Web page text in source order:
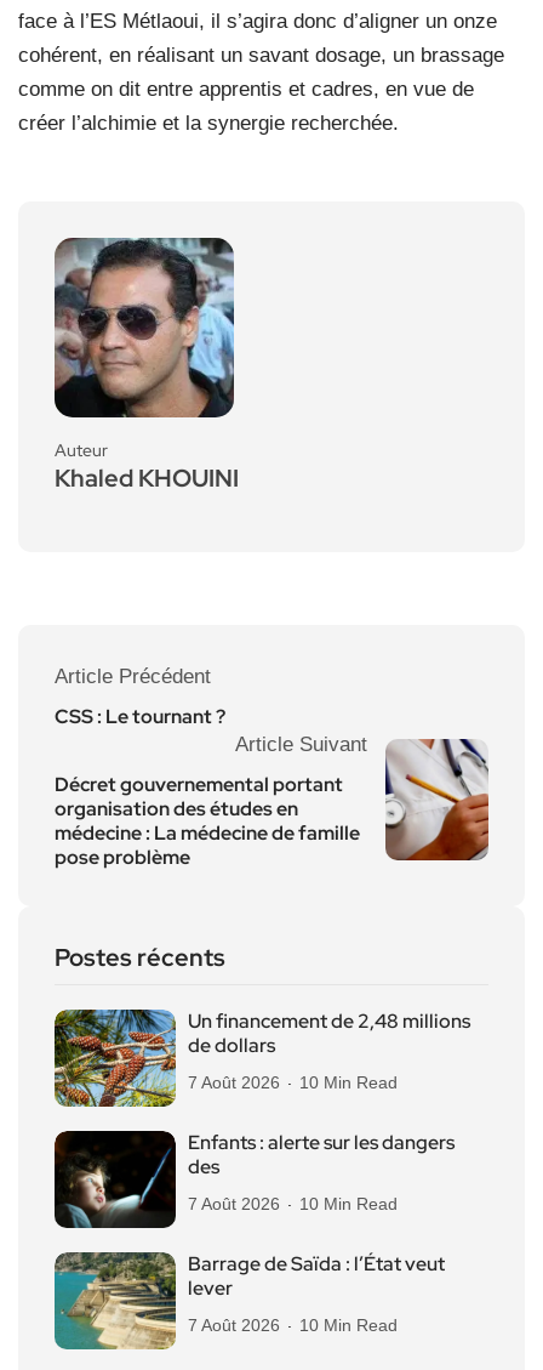
face à l’ES Métlaoui, il s’agira donc d’aligner un onze
cohérent, en réalisant un savant dosage, un brassage
comme on dit entre apprentis et cadres, en vue de
créer l’alchimie et la synergie recherchée.
Auteur
Khaled KHOUINI
Article Précédent
CSS : Le tournant ?
Article Suivant
Décret gouvernemental portant
organisation des études en
médecine : La médecine de famille
pose problème
Postes récents
Un financement de 2,48 millions
de dollars
7 Août 2026 10 Min Read
Enfants : alerte sur les dangers
des
7 Août 2026 10 Min Read
Barrage de Saïda : l’État veut
lever
7 Août 2026 10 Min Read